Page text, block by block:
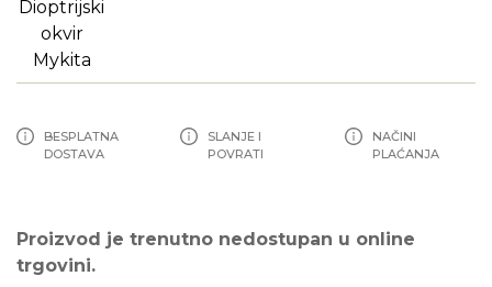
BESPLATNA
DOSTAVA
SLANJE I
POVRATI
NAČINI
PLAĆANJA
Proizvod je trenutno nedostupan u online
trgovini.